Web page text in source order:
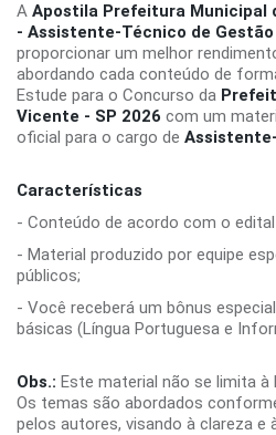
A Apostila Prefeitura Municipal
- Assistente-Técnico de Gestão
proporcionar um melhor
abordando cada conteúdo de
Estude para o Concurso da
Vicente - SP 2026 com um
oficial para o cargo de
Características
- Conteúdo de acordo com o
- Material produzido por equipe
públicos;
- Você receberá um bônus
básicas (Língua Portuguesa e
Obs.: Este material não se limita
Os temas são abordados
pelos autores, visando à clareza e